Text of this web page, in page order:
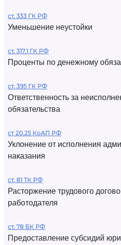
ст. 333 ГК РФ
Уменьшение неустойки
ст. 317.1 ГК РФ
Проценты по денежному
ст. 395 ГК РФ
Ответственность за
обязательства
ст 20.25 КоАП РФ
Уклонение от исполнения
наказания
ст. 81 ТК РФ
Расторжение трудового
работодателя
ст. 78 БК РФ
Предоставление субсидий